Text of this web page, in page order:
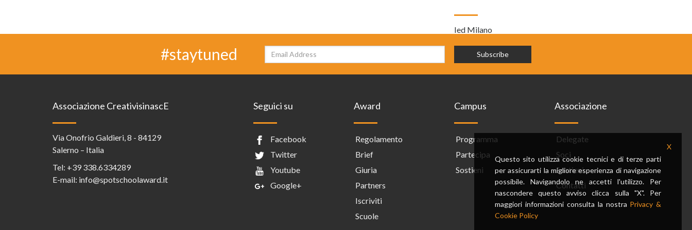
Ied Milano
#staytuned
Associazione CreativisinascE
Via Onofrio Galdieri, 8 - 84129
Salerno – Italia
Tel: +39 338.6334289
E-mail: info@spotschoolaward.it
Seguici su
Facebook
Twitter
Youtube
Google+
Award
Regolamento
Brief
Giuria
Partners
Iscriviti
Scuole
Campus
Programma
Partecipa
Sostieni
Associazione
Delegate
Soci
Sostieni
Contatti
Questo sito utilizza cookie tecnici e di terze parti
per assicurarti la migliore esperienza di navigazione
possibile. Navigandolo ne accetti l'utilizzo. Per
nascondere questo avviso clicca sulla "X". Per
maggiori informazioni consulta la nostra Privacy &
Cookie Policy
X